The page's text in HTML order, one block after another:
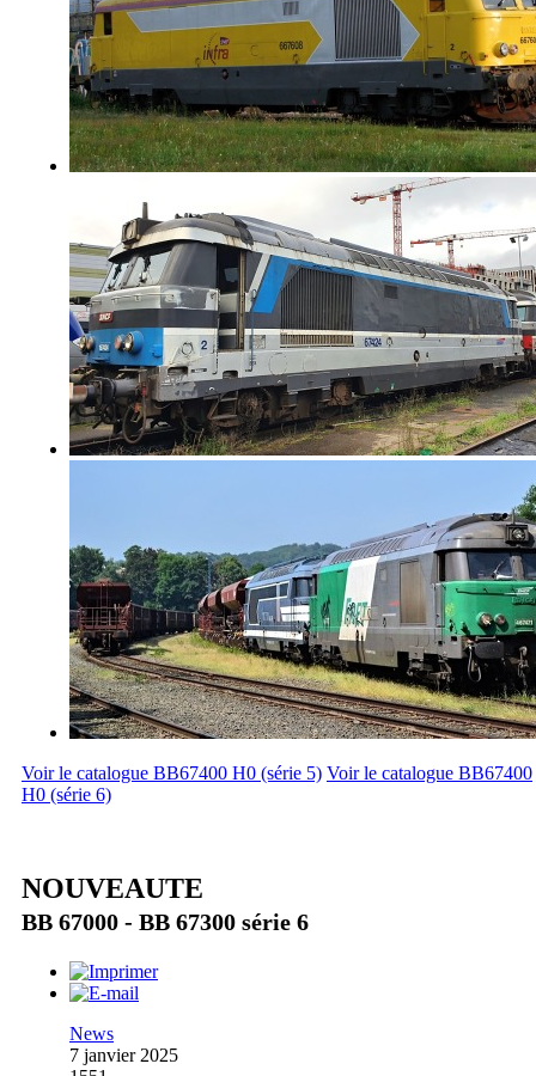
Voir le catalogue BB67400 H0 (série 5) Voir le catalogue BB67400
H0 (série 6)
NOUVEAUTE
BB 67000 - BB 67300 série 6
News
7 janvier 2025